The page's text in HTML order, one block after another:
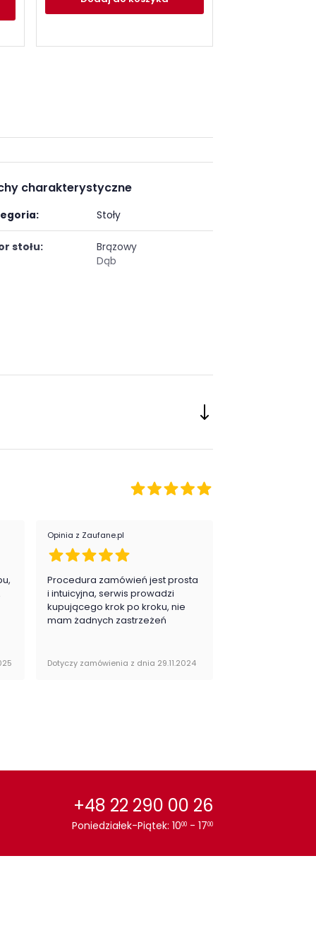
charakterystyczne
Stoły
stołu:
Brązowy
Dąb
Opinia z Zaufane.pl
Procedura zamówień jest prosta
i intuicyjna, serwis prowadzi
kupującego krok po kroku, nie
mam żadnych zastrzeżeń
Dotyczy zamówienia z dnia 29.11.2024
+48 22 290 00 26
Poniedziałek-Piątek: 1000 - 1700